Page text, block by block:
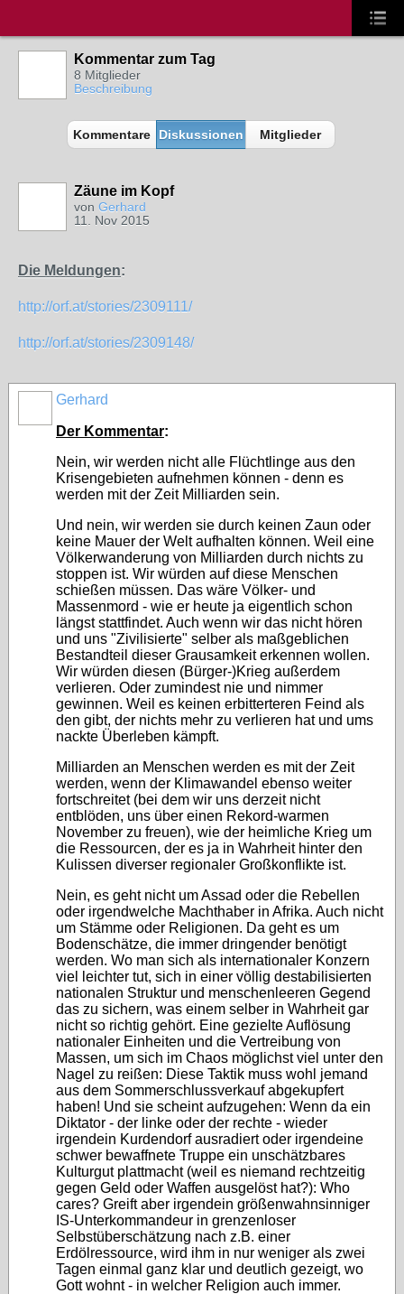
Kommentar zum Tag
8 Mitglieder
Beschreibung
Kommentare Diskussionen Mitglieder
Zäune im Kopf
von Gerhard
11. Nov 2015
Die Meldungen:
http://orf.at/stories/2309111/
http://orf.at/stories/2309148/
Gerhard
Der Kommentar:
Nein, wir werden nicht alle Flüchtlinge aus den
Krisengebieten aufnehmen können - denn es
werden mit der Zeit Milliarden sein.
Und nein, wir werden sie durch keinen Zaun oder
keine Mauer der Welt aufhalten können. Weil eine
Völkerwanderung von Milliarden durch nichts zu
stoppen ist. Wir würden auf diese Menschen
schießen müssen. Das wäre Völker- und
Massenmord - wie er heute ja eigentlich schon
längst stattfindet. Auch wenn wir das nicht hören
und uns "Zivilisierte" selber als maßgeblichen
Bestandteil dieser Grausamkeit erkennen wollen.
Wir würden diesen (Bürger-)Krieg außerdem
verlieren. Oder zumindest nie und nimmer
gewinnen. Weil es keinen erbitterteren Feind als
den gibt, der nichts mehr zu verlieren hat und ums
nackte Überleben kämpft.
Milliarden an Menschen werden es mit der Zeit
werden, wenn der Klimawandel ebenso weiter
fortschreitet (bei dem wir uns derzeit nicht
entblöden, uns über einen Rekord-warmen
November zu freuen), wie der heimliche Krieg um
die Ressourcen, der es ja in Wahrheit hinter den
Kulissen diverser regionaler Großkonflikte ist.
Nein, es geht nicht um Assad oder die Rebellen
oder irgendwelche Machthaber in Afrika. Auch nicht
um Stämme oder Religionen. Da geht es um
Bodenschätze, die immer dringender benötigt
werden. Wo man sich als internationaler Konzern
viel leichter tut, sich in einer völlig destabilisierten
nationalen Struktur und menschenleeren Gegend
das zu sichern, was einem selber in Wahrheit gar
nicht so richtig gehört. Eine gezielte Auflösung
nationaler Einheiten und die Vertreibung von
Massen, um sich im Chaos möglichst viel unter den
Nagel zu reißen: Diese Taktik muss wohl jemand
aus dem Sommerschlussverkauf abgekupfert
haben! Und sie scheint aufzugehen: Wenn da ein
Diktator - der linke oder der rechte - wieder
irgendein Kurdendorf ausradiert oder irgendeine
schwer bewaffnete Truppe ein unschätzbares
Kulturgut plattmacht (weil es niemand rechtzeitig
gegen Geld oder Waffen ausgelöst hat?): Who
cares? Greift aber irgendein größenwahnsinniger
IS-Unterkommandeur in grenzenloser
Selbstüberschätzung nach z.B. einer
Erdölressource, wird ihm in nur weniger als zwei
Tagen einmal ganz klar und deutlich gezeigt, wo
Gott wohnt - in welcher Religion auch immer.